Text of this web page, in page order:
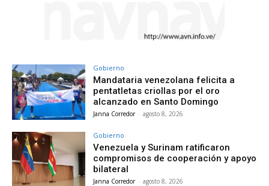
Gobierno
Mandataria venezolana felicita a
pentatletas criollas por el oro
alcanzado en Santo Domingo
Janna Corredor - agosto 8, 2026
Gobierno
Venezuela y Surinam ratificaron
compromisos de cooperación y apoyo
bilateral
Janna Corredor - agosto 8, 2026